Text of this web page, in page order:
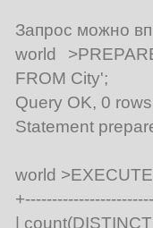
Запрос можно
world
FROM City';
Query OK, 0
Statement
world
|